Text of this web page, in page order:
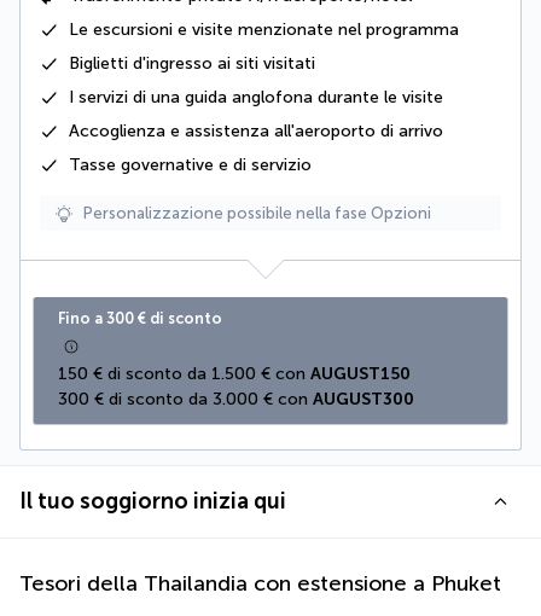
Le escursioni e visite menzionate nel programma
Biglietti d'ingresso ai siti visitati
I servizi di una guida anglofona durante le visite
Accoglienza e assistenza all'aeroporto di arrivo
Tasse governative e di servizio
Personalizzazione possibile nella fase Opzioni
Fino a 300 € di sconto
150 € di sconto da 1.500 € con AUGUST150
300 € di sconto da 3.000 € con AUGUST300
Il tuo soggiorno inizia qui
Tesori della Thailandia con estensione a Phuket